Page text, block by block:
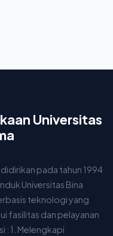
Universitas
pada tahun 1994
Universitas Bina
teknologi yang
fasilitas dan pelayanan
: 1. Melengkapi